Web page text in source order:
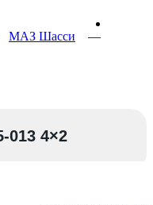
МАЗ Шасси —
4×2